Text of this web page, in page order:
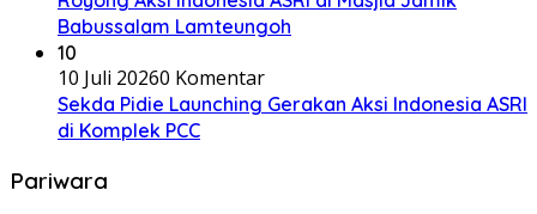
Babussalam Lamteungoh
10
10 Juli 20260 Komentar
Sekda Pidie Launching Gerakan Aksi Indonesia ASRI
di Komplek PCC
Pariwara